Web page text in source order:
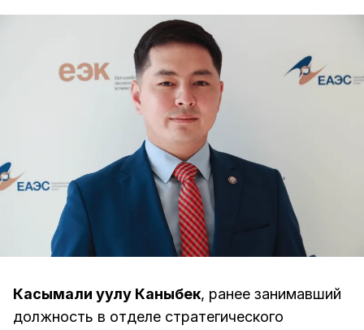
Касымали уулу Каныбек, ранее занимавший
должность в отделе стратегического